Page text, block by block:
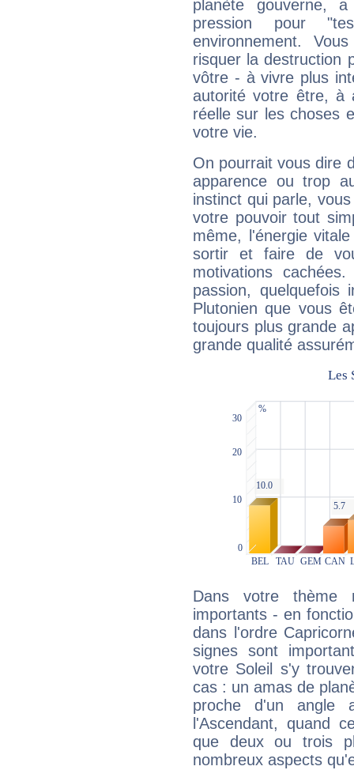
planète gouverne,
pression pour
environnement.
risquer la destruction
vôtre - à vivre plus
autorité votre être, à
réelle sur les choses
votre vie.
On pourrait vous dire
apparence ou trop
instinct qui parle,
votre pouvoir tout
même, l'énergie
sortir et faire de
motivations
passion, quelquefois
Plutonien que vous
toujours plus grande
grande qualité
Dans votre thème
importants - en
dans l'ordre
signes sont
votre Soleil s'y
cas : un amas de
proche d'un
l'Ascendant, quand
que deux ou trois
nombreux aspects